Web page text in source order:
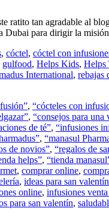
ratito tan agradable al
Dubai para dirigir la
, cóctel, cóctel con
gulfood, Helps Kids, Helps
International, rebajas
, “cócteles con
, “consejos para una
de té”, “infusiones
, “manasul
de novios”, “regalos de
helps”, “tienda
, comprar online,
, ideas para san valentín
online, infusiones
para san valentín,